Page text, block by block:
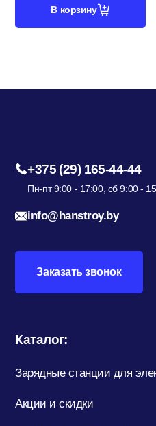
В корзину
+375 (29) 165-44-44
Пн-пт 9:00 - 17:00, сб 9:00 -
info@hanstroy.by
Заказать звонок
Каталог:
Зарядные станции для
Акции и скидки